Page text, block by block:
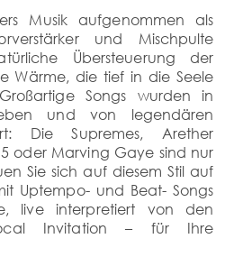
Musik aufgenommen als
und Mischpulte
Übersteuerung der
Wärme, die tief in die Seele
Songs wurden in
und von legendären
Die Supremes, Arether
oder Marving Gaye sind nur
Sie sich auf diesem Stil auf
Uptempo- und Beat- Songs
live interpretiert von den
Invitation – für Ihre